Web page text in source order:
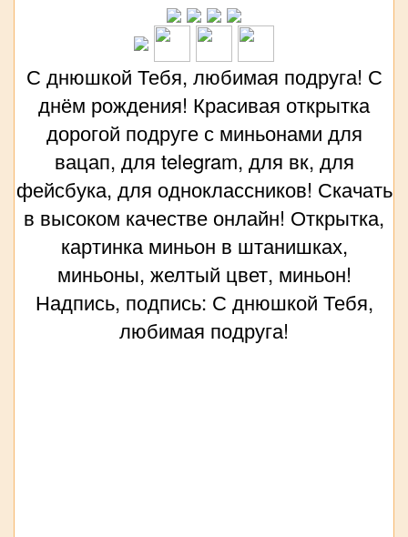
С днюшкой Тебя, любимая подруга! С
днём рождения! Красивая открытка
дорогой подруге с миньонами для
вацап, для telegram, для вк, для
фейсбука, для одноклассников! Скачать
в высоком качестве онлайн! Открытка,
картинка миньон в штанишках,
миньоны, желтый цвет, миньон!
Надпись, подпись: С днюшкой Тебя,
любимая подруга!